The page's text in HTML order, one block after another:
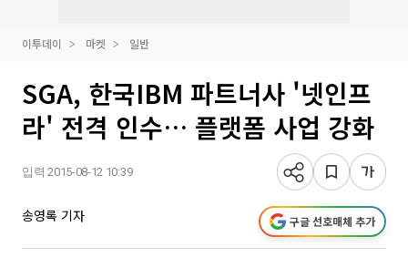
이투데이 마켓 일반
SGA, 한국IBM 파트너사 '넷인프
라' 전격 인수… 플랫폼 사업 강화
입력 2015-08-12 10:39
송영록 기자 구글 선호매체 추가